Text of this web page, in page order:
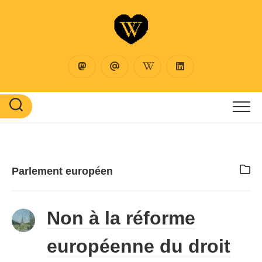
Parlement européen
Non à la réforme
européenne du droit